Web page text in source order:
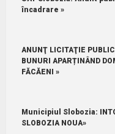
încadrare »
ANUNŢ LICITAŢIE
BUNURI APARȚINÂND
FĂCĂENI »
Municipiul Slobozia:
SLOBOZIA NOUA»